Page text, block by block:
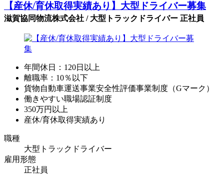
【産休/育休取得実績あり】大型ドライバー募集
滋賀協同物流株式会社 / 大型トラックドライバー 正社員
年間休日：120日以上
離職率：10％以下
貨物自動車運送事業安全性評価事業制度（Gマーク）
働きやすい職場認証制度
350万円以上
産休/育休取得実績あり
職種
大型トラックドライバー
雇用形態
正社員